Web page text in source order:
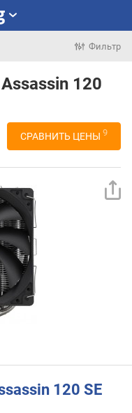
Фильтр
120
СРАВНИТЬ ЦЕНЫ 9
120 SE